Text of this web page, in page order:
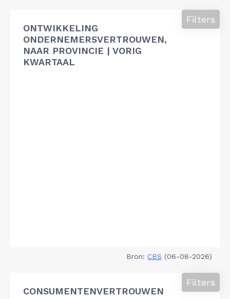
ONTWIKKELING
ONDERNEMERSVERTROUWEN,
NAAR PROVINCIE | VORIG
KWARTAAL
Filters
Bron: CBS (06-08-2026)
CONSUMENTENVERTROUWEN
Filters